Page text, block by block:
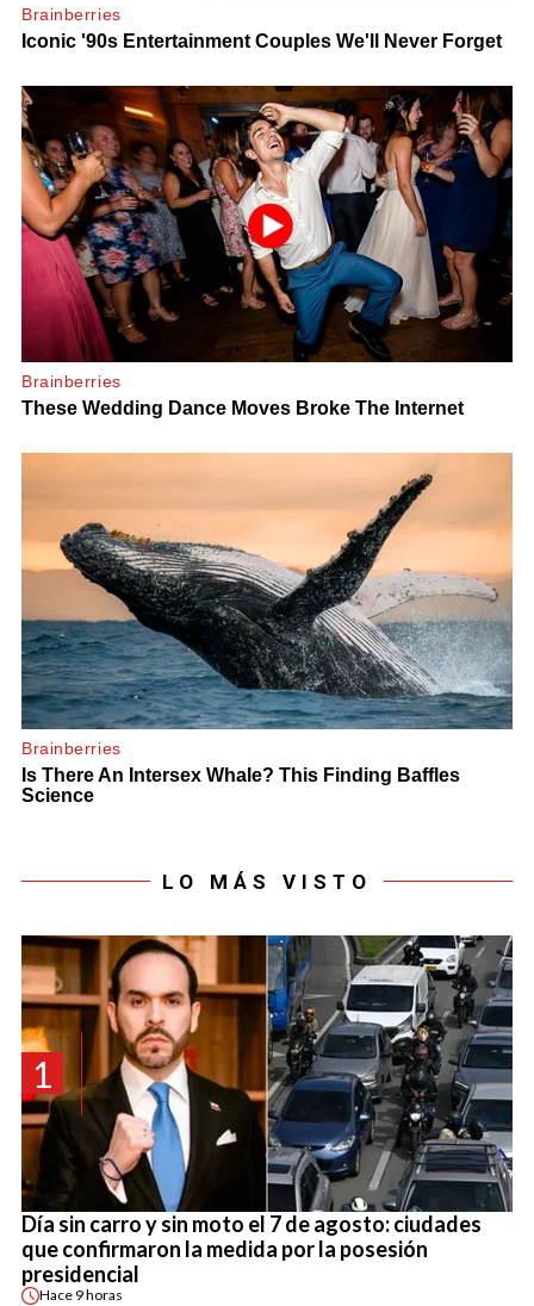
LO MÁS VISTO
1
Día sin carro y sin moto el 7 de agosto: ciudades
que confirmaron la medida por la posesión
presidencial
Hace 9 horas